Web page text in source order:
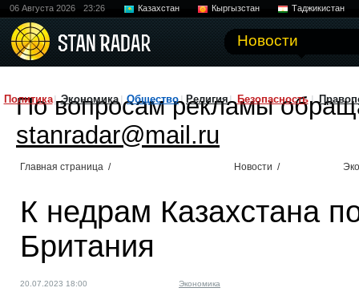
06 Августа 2026 23:26 Казахстан Кыргызстан Таджикистан
Новости
Политика Экономика Общество Религия Безопасность
По вопросам рекламы
stanradar@mail.ru
Главная страница / Новости /
К недрам Казахстана
Британия
20.07.2023 18:00 Экономика